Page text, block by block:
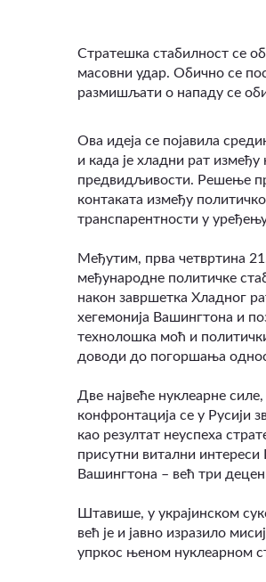
Стратешка стабилност се
масовни удар. Обично се
размишљати о нападу се
Ова идеја се појавила
и када је хладни рат
предвидљивости. Решење
контаката између
транспарентности у
Међутим, прва четвртина
међународне политичке
након завршетка Хладног
хегемонија Вашингтона и
технолошка моћ и
доводи до погоршања
Две највеће нуклеарне
конфронтација се у Русији
као резултат неуспеха
присутни витални интереси
Вашингтона – већ три
Штавише, у украјинском
већ је и јавно изразило
упркос њеном нуклеарном